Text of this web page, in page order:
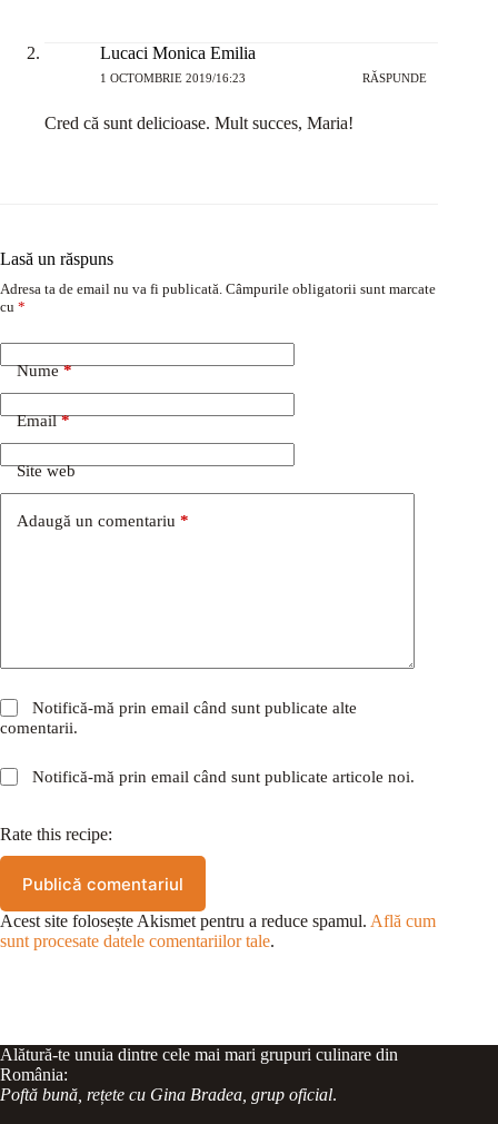
Lucaci Monica Emilia
1 OCTOMBRIE 2019/16:23 RĂSPUNDE
Cred că sunt delicioase. Mult succes, Maria!
Lasă un răspuns
Adresa ta de email nu va fi publicată. Câmpurile obligatorii sunt marcate
cu *
Nume*
Email*
Site web
Adaugă un comentariu *
Notifică-mă prin email când sunt publicate alte
comentarii.
Notifică-mă prin email când sunt publicate articole noi.
Rate this recipe:
Publică comentariul
Acest site folosește Akismet pentru a reduce spamul. Află cum
sunt procesate datele comentariilor tale.
Alătură-te unuia dintre cele mai mari grupuri culinare din
România:
Poftă bună, rețete cu Gina Bradea, grup oficial.